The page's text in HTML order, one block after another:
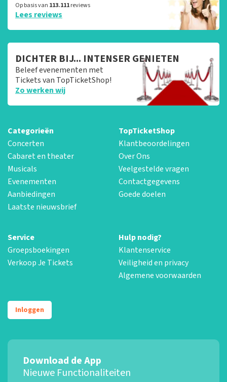
Op basis van 113.111reviews
Lees reviews
DICHTER BIJ... INTENSER GENIETEN
Beleef evenementen met
Tickets van TopTicketShop!
Zo werken wij
Categorieën
Concerten
Cabaret en theater
Musicals
Evenementen
Aanbiedingen
Laatste nieuwsbrief
TopTicketShop
Klantbeoordelingen
Over Ons
Veelgestelde vragen
Contactgegevens
Goede doelen
Service
Groepsboekingen
Verkoop Je Tickets
Hulp nodig?
Klantenservice
Veiligheid en privacy
Algemene voorwaarden
Inloggen
Download de App
Nieuwe Functionaliteiten